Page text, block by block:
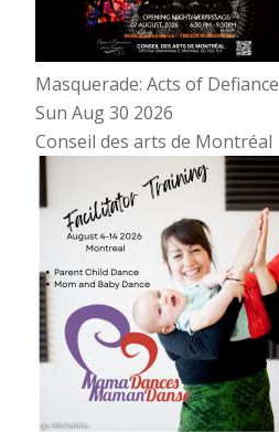
Masquerade: Acts of Defiance
Sun Aug 30 2026
Conseil des arts de Montréal